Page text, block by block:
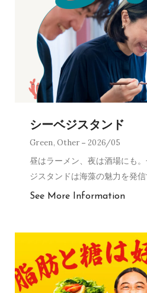
シーベジスタンド
Green,Other 2026/05
昼はラーメン、夜は酒場にも
ジスタンドは海藻の魅力を発
See More Information